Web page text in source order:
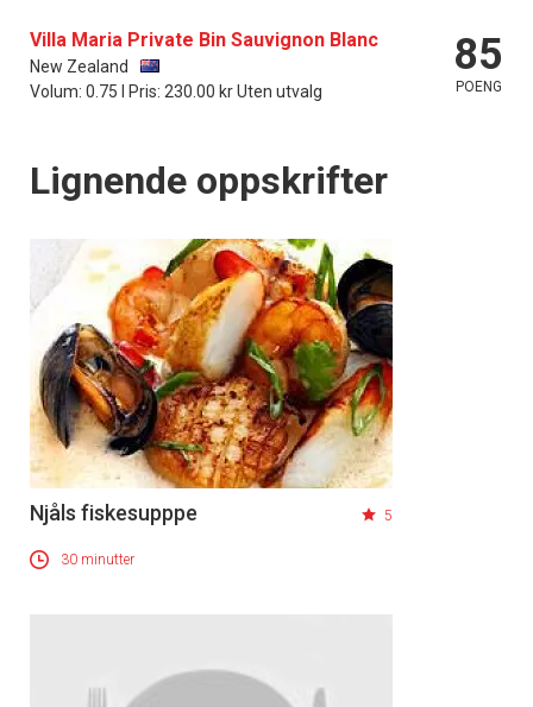
Villa Maria Private Bin Sauvignon Blanc
New Zealand
Volum: 0.75 l Pris: 230.00 kr Uten utvalg
85
POENG
Lignende oppskrifter
Njåls fiskesupppe 5
30 minutter